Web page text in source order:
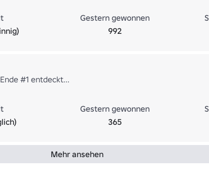
Gestern gewonnen
992
#1 entdeckt...
Gestern gewonnen
365
Mehr ansehen